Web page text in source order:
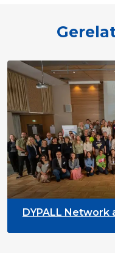
DYPALL Network